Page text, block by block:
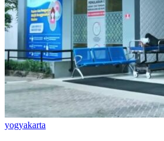
yogyakarta